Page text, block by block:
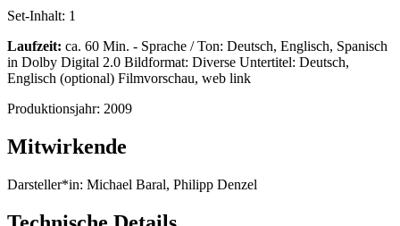
Set-Inhalt: 1
Laufzeit: ca. 60 Min. - Sprache / Ton: Deutsch, Englisch, Spanisch
in Dolby Digital 2.0 Bildformat: Diverse Untertitel: Deutsch,
Englisch (optional) Filmvorschau, web link
Produktionsjahr: 2009
Mitwirkende
Darsteller*in: Michael Baral, Philipp Denzel